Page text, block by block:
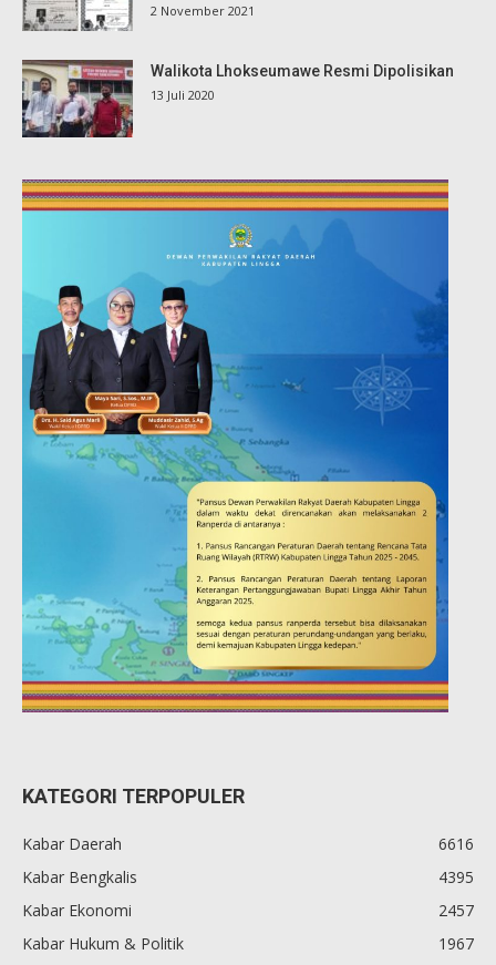
2 November 2021
Walikota Lhokseumawe Resmi Dipolisikan
13 Juli 2020
KATEGORI TERPOPULER
Kabar Daerah
6616
Kabar Bengkalis
4395
Kabar Ekonomi
2457
Kabar Hukum & Politik
1967